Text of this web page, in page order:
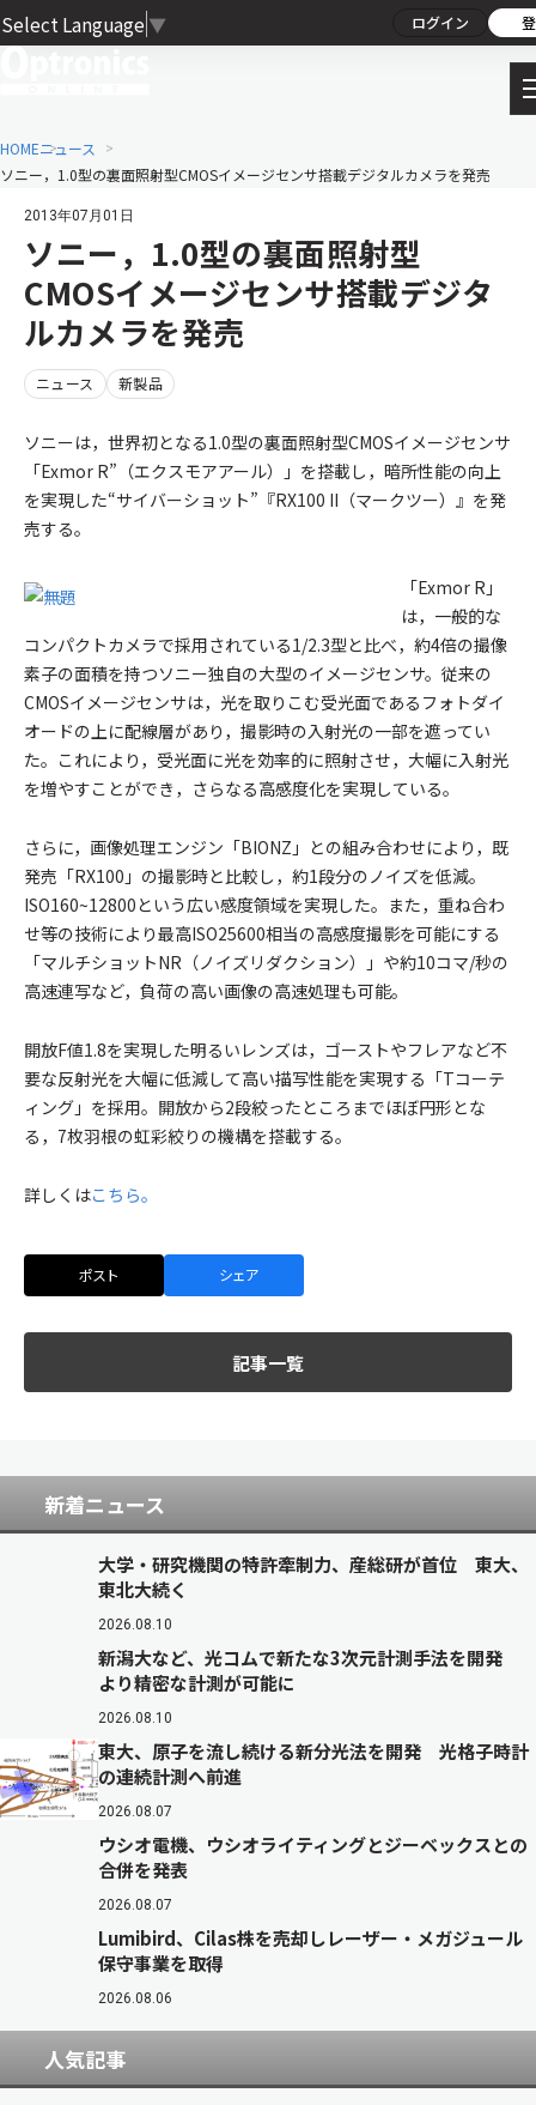
Select Language ▼ ログイン
HOMEニュース
ソニー，1.0型の裏面照射型CMOSイメージセンサ搭載デジタルカメラを発売
2013年07月01日
ソニー，1.0型の裏面照射型
CMOSイメージセンサ搭載デジタ
ルカメラを発売
ニュース 新製品
ソニーは，世界初となる1.0型の裏面照射型CMOSイメージセンサ
「Exmor R”（エクスモアアール）」を搭載し，暗所性能の向上
を実現した“サイバーショット”『RX100 II（マークツー）』を発
売する。
「Exmor R」
は，一般的な
コンパクトカメラで採用されている1/2.3型と比べ，約4倍の撮像
素子の面積を持つソニー独自の大型のイメージセンサ。従来の
CMOSイメージセンサは，光を取りこむ受光面であるフォトダイ
オードの上に配線層があり，撮影時の入射光の一部を遮ってい
た。これにより，受光面に光を効率的に照射させ，大幅に入射光
を増やすことができ，さらなる高感度化を実現している。
さらに，画像処理エンジン「BIONZ」との組み合わせにより，既
発売「RX100」の撮影時と比較し，約1段分のノイズを低減。
ISO160~12800という広い感度領域を実現した。また，重ね合わ
せ等の技術により最高ISO25600相当の高感度撮影を可能にする
「マルチショットNR（ノイズリダクション）」や約10コマ/秒の
高速連写など，負荷の高い画像の高速処理も可能。
開放F値1.8を実現した明るいレンズは，ゴーストやフレアなど不
要な反射光を大幅に低減して高い描写性能を実現する「Tコーテ
ィング」を採用。開放から2段絞ったところまでほぼ円形とな
る，7枚羽根の虹彩絞りの機構を搭載する。
詳しくはこちら。
ポスト シェア
記事一覧
新着ニュース
大学・研究機関の特許牽制力、産総研が首位 東大、
東北大続く
2026.08.10
新潟大など、光コムで新たな3次元計測手法を開発
より精密な計測が可能に
2026.08.10
東大、原子を流し続ける新分光法を開発 光格子時計
の連続計測へ前進
2026.08.07
ウシオ電機、ウシオライティングとジーベックスとの
合併を発表
2026.08.07
Lumibird、Cilas株を売却しレーザー・メガジュール
保守事業を取得
2026.08.06
人気記事